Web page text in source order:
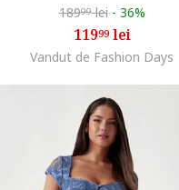
18999lei - 36%
11999lei
Vandut de Fashion Days